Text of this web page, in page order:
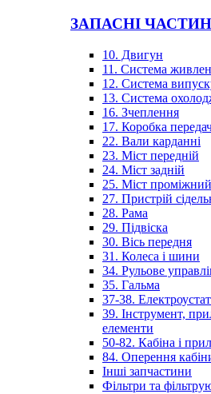
ЗАПАСНІ
10. Двигун
11. Система
12. Система
13. Система
16. Зчеплення
17. Коробка
22. Вали карданні
23. Міст передній
24. Міст задній
25. Міст проміжний
27. Пристрій
28. Рама
29. Підвіска
30. Вісь передня
31. Колеса і шини
34. Рульове
35. Гальма
37-38.
39. Інструмент,
елементи
50-82. Кабіна і
84. Оперення
Інші запчастини
Фільтри та